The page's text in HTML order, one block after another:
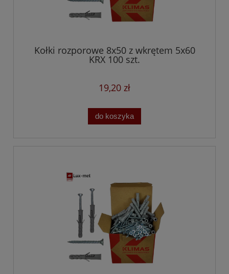
Kołki rozporowe 8x50 z wkrętem 5x60
KRX 100 szt.
19,20 zł
do koszyka